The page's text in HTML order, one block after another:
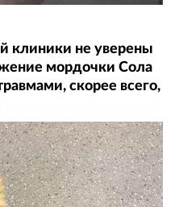
клиники не уверены
мордочки Сола
скорее всего,